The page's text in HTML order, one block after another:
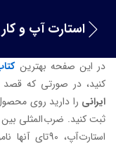
استارت آپ و کار
در این صفحه بهترین
کنید، در صورتی که
ایرانی را دارید روی
استارت آپ،